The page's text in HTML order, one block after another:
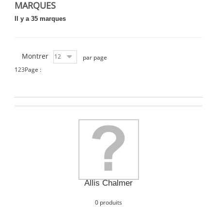
MARQUES
Il y a 35 marques
Montrer 12
par page
Page :
1 23
Allis Chalmer
0 produits